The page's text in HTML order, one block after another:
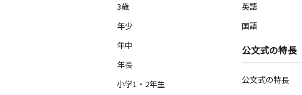
3歳
年少
年中
年長
小学1・2年生
英語
国語
公文式の特長
公文式の特長